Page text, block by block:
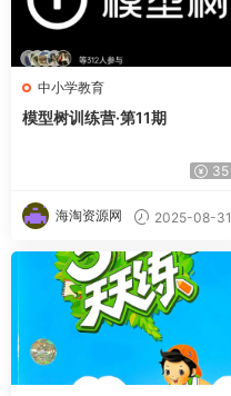
中小学教育
模型树训练营·第11期
35
海淘资源网 2025-08-31